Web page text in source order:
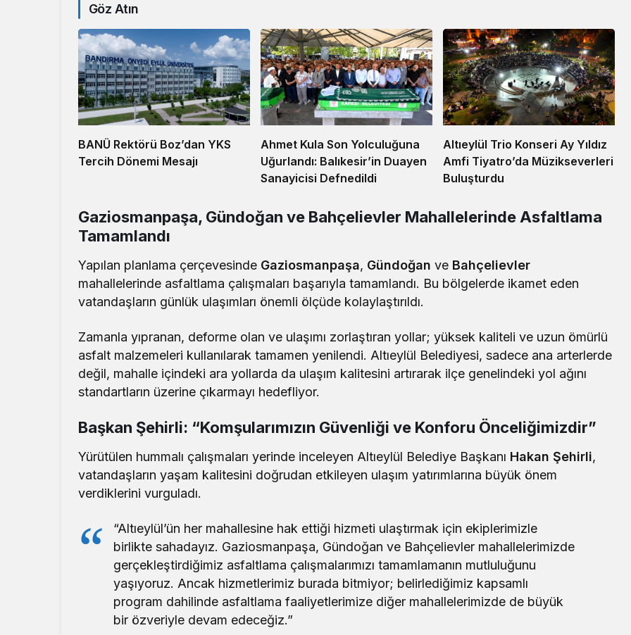
Göz Atın
BANÜ Rektörü Boz’dan YKS
Tercih Dönemi Mesajı
Ahmet Kula Son Yolculuğuna
Uğurlandı: Balıkesir’in Duayen
Sanayicisi Defnedildi
Altıeylül Trio Konseri Ay Yıldız
Amfi Tiyatro’da Müzikseverleri
Buluşturdu
Gaziosmanpaşa, Gündoğan ve Bahçelievler Mahallelerinde Asfaltlama
Tamamlandı
Yapılan planlama çerçevesinde Gaziosmanpaşa, Gündoğan ve Bahçelievler
mahallelerinde asfaltlama çalışmaları başarıyla tamamlandı. Bu bölgelerde ikamet eden
vatandaşların günlük ulaşımları önemli ölçüde kolaylaştırıldı.
Zamanla yıpranan, deforme olan ve ulaşımı zorlaştıran yollar; yüksek kaliteli ve uzun ömürlü
asfalt malzemeleri kullanılarak tamamen yenilendi. Altıeylül Belediyesi, sadece ana arterlerde
değil, mahalle içindeki ara yollarda da ulaşım kalitesini artırarak ilçe genelindeki yol ağını
standartların üzerine çıkarmayı hedefliyor.
Başkan Şehirli: “Komşularımızın Güvenliği ve Konforu Önceliğimizdir”
Yürütülen hummalı çalışmaları yerinde inceleyen Altıeylül Belediye Başkanı Hakan Şehirli,
vatandaşların yaşam kalitesini doğrudan etkileyen ulaşım yatırımlarına büyük önem
verdiklerini vurguladı.
“Altıeylül’ün her mahallesine hak ettiği hizmeti ulaştırmak için ekiplerimizle
birlikte sahadayız. Gaziosmanpaşa, Gündoğan ve Bahçelievler mahallelerimizde
gerçekleştirdiğimiz asfaltlama çalışmalarımızı tamamlamanın mutluluğunu
yaşıyoruz. Ancak hizmetlerimiz burada bitmiyor; belirlediğimiz kapsamlı
program dahilinde asfaltlama faaliyetlerimize diğer mahallelerimizde de büyük
bir özveriyle devam edeceğiz.”